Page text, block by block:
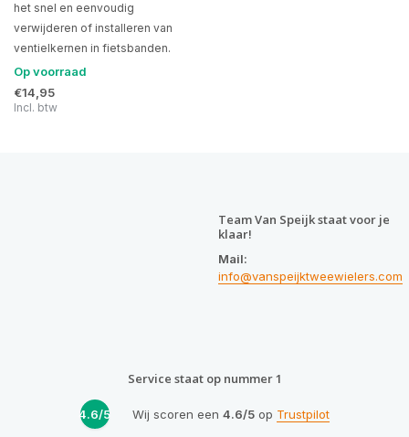
het snel en eenvoudig
verwijderen of installeren van
ventielkernen in fietsbanden.
Op voorraad
€14,95
Incl. btw
Team Van Speijk staat voor je
klaar!
Mail:
info@vanspeijktweewielers.com
Service staat op nummer 1
4.6/5 Wij scoren een 4.6/5op Trustpilot